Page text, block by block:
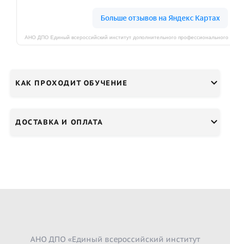
КАК ПРОХОДИТ ОБУЧЕНИЕ
ДОСТАВКА И ОПЛАТА
АНО ДПО «Единый всероссийский институт